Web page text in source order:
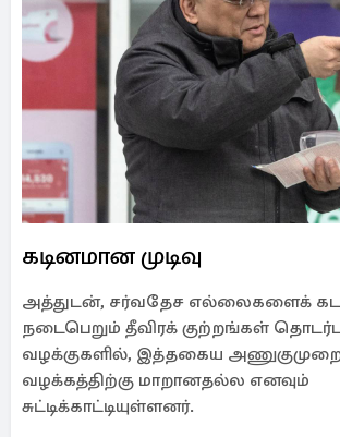
கடினமான முடிவு
அத்துடன், சர்வதேச எல்லைகளைக்
நடைபெறும் தீவிரக் குற்றங்கள்
வழக்குகளில், இத்தகைய
வழக்கத்திற்கு மாறானதல்ல எனவும்
சுட்டிக்காட்டியுள்ளனர்.